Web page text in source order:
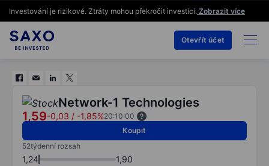
Investování je rizikové. Ztráty mohou překročit investici. Zobrazit více
Otevřít účet
Network-1 Technologies
1,59-0,03 / -1,85%20:10:00
Koupit
52týdenní rozsah
1,24 1,90